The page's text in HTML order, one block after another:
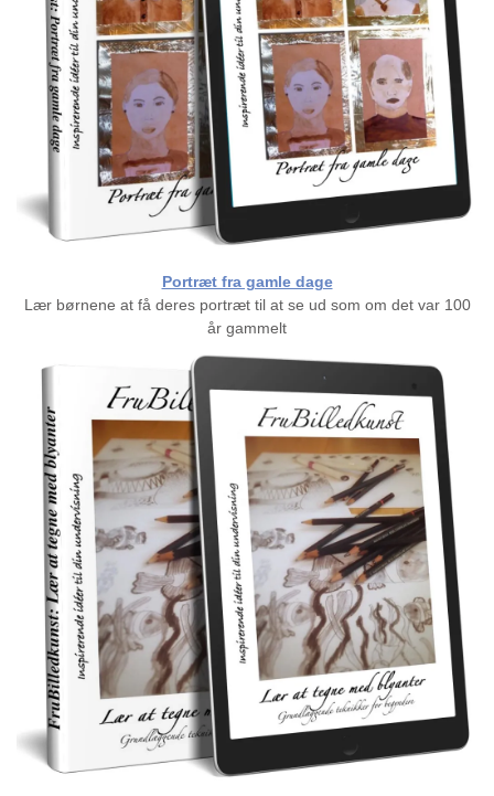
Portræt fra gamle dage
Lær børnene at få deres portræt til at se ud som om det var 100
år gammelt